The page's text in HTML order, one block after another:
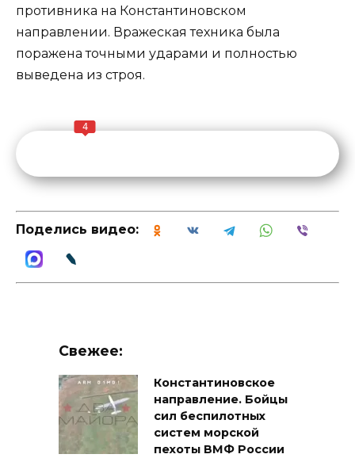
противника на Константиновском
направлении. Вражеская техника была
поражена точными ударами и полностью
выведена из строя.
4
Поделись видео:
Свежее:
Константиновское
направление. Бойцы
сил беспилотных
систем морской
пехоты ВМФ России